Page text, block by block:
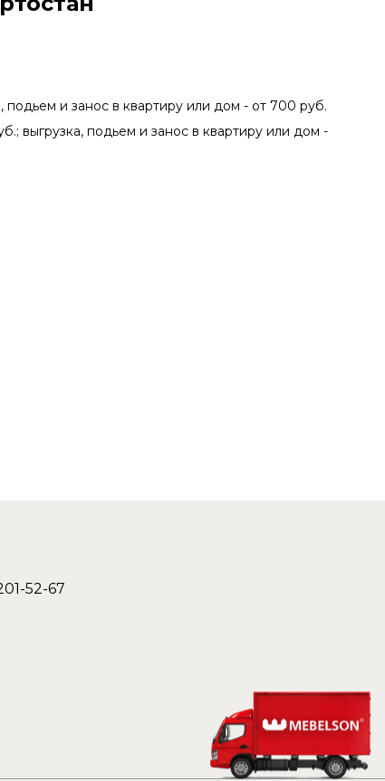
подьем и занос в квартиру или дом - от 700 руб.
выгрузка, подьем и занос в квартиру или дом -
52-67